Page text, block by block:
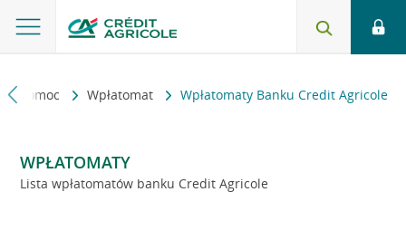
i pomoc Wpłatomat Wpłatomaty Banku Credit Agricole
WPŁATOMATY
Lista wpłatomatów banku Credit Agricole